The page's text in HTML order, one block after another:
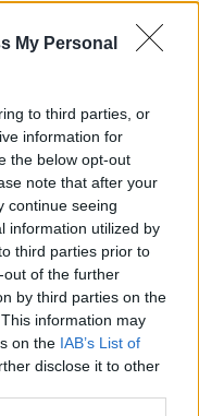
My Personal
to third parties, or
information for
the below opt-out
note that after your
continue seeing
information utilized by
third parties prior to
of the further
by third parties on the
information may
on the IAB’s List of
disclose it to other
Τεχνητή Νοημοσύνη